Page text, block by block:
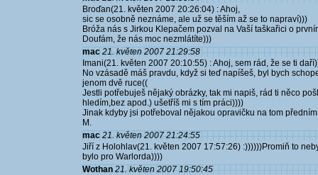
Broďan(21. květen 2007 20:26:04) : Ahoj,
sic se osobně neznáme, ale už se těším až se to napraví)))
Bróža nás s Jirkou Klepačem pozval na Vaší taškařici o
Doufám, že nás moc nezmlátíte)))
mac 21. květen 2007 21:29:58
Imani(21. květen 2007 20:10:55) : Ahoj, sem rád, že se ti
No vzásadě máš pravdu, když si teď napíšeš, byl bych
jenom dvě ruce((
Jestli potřebuješ nějaký obrázky, tak mi napiš, rád ti něco
hledím,bez apod.) ušetříš mi s tím práci))))
Jinak kdyby jsi potřeboval nějakou opravičku na tom
M.
mac 21. květen 2007 21:24:55
Jiří z Holohlav(21. květen 2007 17:57:26) :))))))Promiň to
bylo pro Warlorda))))
Wothan 21. květen 2007 19:50:45